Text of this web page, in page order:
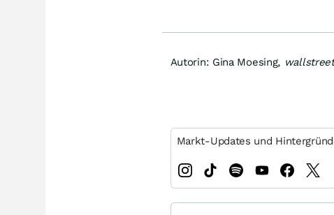
Autorin: Gina Moesing,
Markt-Updates und